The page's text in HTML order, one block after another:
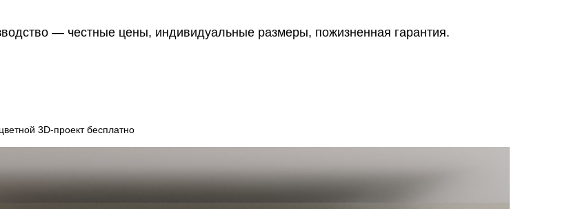
— честные цены, индивидуальные размеры, пожизненная гарантия.
3D-проект бесплатно